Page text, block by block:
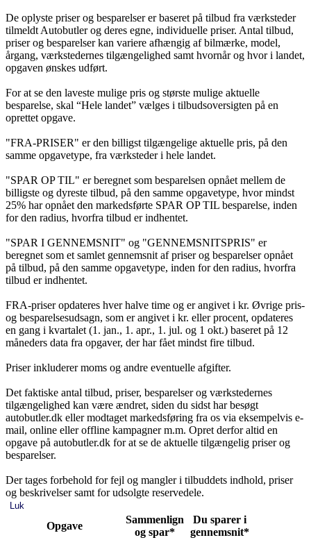
De oplyste priser og besparelser er baseret på tilbud fra værksteder
tilmeldt Autobutler og deres egne, individuelle priser. Antal tilbud,
priser og besparelser kan variere afhængig af bilmærke, model,
årgang, værkstedernes tilgængelighed samt hvornår og hvor i landet,
opgaven ønskes udført.
For at se den laveste mulige pris og største mulige aktuelle
besparelse, skal “Hele landet” vælges i tilbudsoversigten på en
oprettet opgave.
"FRA-PRISER" er den billigst tilgængelige aktuelle pris, på den
samme opgavetype, fra værksteder i hele landet.
"SPAR OP TIL" er beregnet som besparelsen opnået mellem de
billigste og dyreste tilbud, på den samme opgavetype, hvor mindst
25% har opnået den markedsførte SPAR OP TIL besparelse, inden
for den radius, hvorfra tilbud er indhentet.
"SPAR I GENNEMSNIT" og "GENNEMSNITSPRIS" er
beregnet som et samlet gennemsnit af priser og besparelser opnået
på tilbud, på den samme opgavetype, inden for den radius, hvorfra
tilbud er indhentet.
FRA-priser opdateres hver halve time og er angivet i kr. Øvrige pris-
og besparelsesudsagn, som er angivet i kr. eller procent, opdateres
en gang i kvartalet (1. jan., 1. apr., 1. jul. og 1 okt.) baseret på 12
måneders data fra opgaver, der har fået mindst fire tilbud.
Priser inkluderer moms og andre eventuelle afgifter.
Det faktiske antal tilbud, priser, besparelser og værkstedernes
tilgængelighed kan være ændret, siden du sidst har besøgt
autobutler.dk eller modtaget markedsføring fra os via eksempelvis e-
mail, online eller offline kampagner m.m. Opret derfor altid en
opgave på autobutler.dk for at se de aktuelle tilgængelig priser og
besparelser.
Der tages forbehold for fejl og mangler i tilbuddets indhold, priser
og beskrivelser samt for udsolgte reservedele.
Luk
Opgave
Sammenlign
og spar*
Du sparer i
gennemsnit*